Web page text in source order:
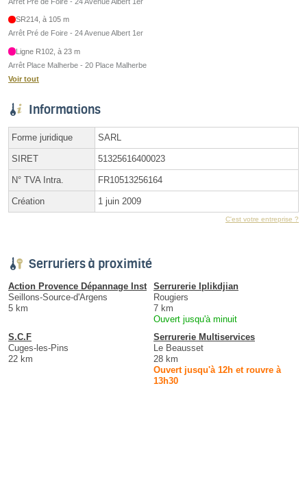
SR214, à 105 m
Arrêt Pré de Foire - 24 Avenue Albert 1er
Ligne R102, à 23 m
Arrêt Place Malherbe - 20 Place Malherbe
Voir tout
Informations
Forme juridique SARL
SIRET 51325616400023
N° TVA Intra. FR10513256164
Création 1 juin 2009
C'est votre entreprise ?
Serruriers à proximité
Action Provence Dépannage Inst
Seillons-Source-d'Argens
5 km
Serrurerie Iplikdjian
Rougiers
7 km
Ouvert jusqu'à minuit
S.C.F
Cuges-les-Pins
22 km
Serrurerie Multiservices
Le Beausset
28 km
Ouvert jusqu'à 12h et rouvre à
13h30